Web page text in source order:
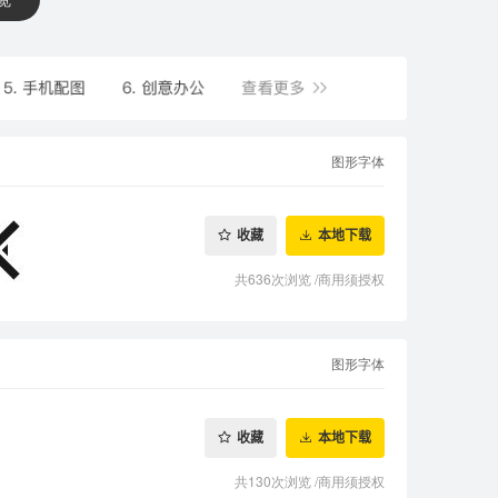
图形字体
收藏 本地下载
共636次浏览/商用须授权
图形字体
收藏 本地下载
共130次浏览/商用须授权